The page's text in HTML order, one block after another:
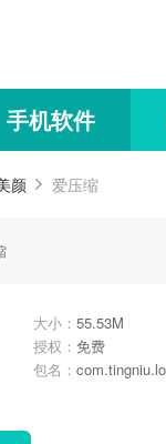
手机软件
颜 爱压缩
大小： 55.53M
授权： 免费
包名：